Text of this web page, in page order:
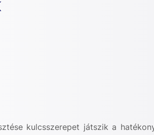
kulcsszerepet játszik a